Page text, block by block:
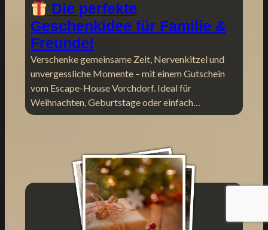
Die perfekte
Geschenkidee für Familie &
Freunde!
Verschenke gemeinsame Zeit, Nervenkitzel und
unvergessliche Momente – mit einem Gutschein
vom Escape-House Vorchdorf. Ideal für
Weihnachten, Geburtstage oder einfach…